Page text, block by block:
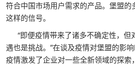
符合中国市场用户需求的产品。堡盟
这样的信号。
“即便疫情带来了诸多不确定性，但
遇也是挑战。”在谈及疫情对堡盟的影响
疫情激发了企业对一些全新领域的探